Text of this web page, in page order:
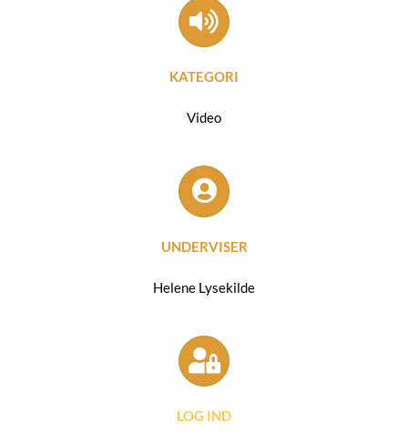
KATEGORI
Video
UNDERVISER
Helene Lysekilde
LOG IND